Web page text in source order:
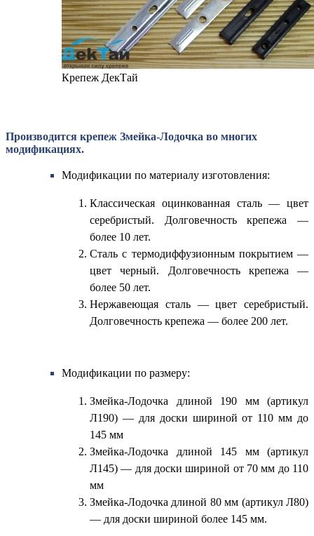
Крепеж ДекТай
Производится крепеж Змейка-Лодочка во многих
модификациях.
Модификации по материалу изготовления:
Классическая оцинкованная сталь — цвет
серебристый. Долговечность крепежа —
более 10 лет.
Сталь с термодиффузионным покрытием —
цвет черный. Долговечность крепежа —
более 50 лет.
Нержавеющая сталь — цвет серебристый.
Долговечность крепежа — более 200 лет.
Модификации по размеру:
Змейка-Лодочка длиной 190 мм (артикул
Л190) — для доски шириной от 110 мм до
145 мм
Змейка-Лодочка длиной 145 мм (артикул
Л145) — для доски шириной от 70 мм до 110
мм
Змейка-Лодочка длиной 80 мм (артикул Л80)
— для доски шириной более 145 мм.